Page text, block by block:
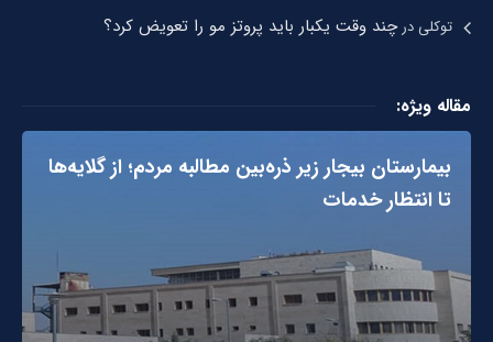
توکلیدرچند وقت یکبار باید پروتز مو را تعویض کرد؟
مقاله ویژه:
بیمارستان بیجار زیر ذره‌بین مطالبه مردم؛ از گلایه‌ها
تا انتظار خدمات